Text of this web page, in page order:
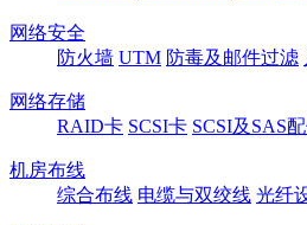
网络安全
防火墙 UTM 防毒及邮件过滤
网络存储
RAID卡 SCSI卡 SCSI及SAS
机房布线
综合布线 电缆与双绞线 光纤